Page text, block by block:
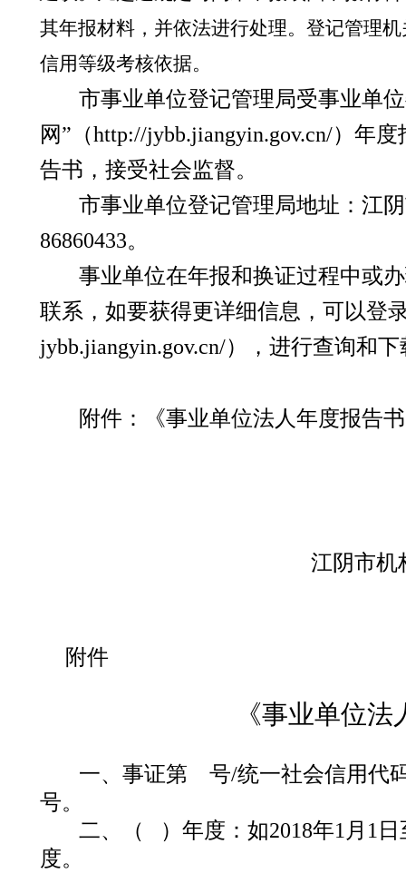
其年报材料，并依法进行处理。登记管理
信用等级考核依据。
市事业单位登记管理局受事业单
网”（http://jybb.jiangyin.gov.cn/）年度
告书，接受社会监督。
市事业单位登记管理局地址：江
86860433。
事业单位在年报和换证过程中或
联系，如要获得更详细信息，可以登
jybb.jiangyin.gov.cn/），进行查询和
附件：《事业单位法人年度报告
江阴市机
附件
《事业单位
一、事证第 号/统一社会信用代
号。
二、（
）年度： 如2018年1 月 1 日
度。